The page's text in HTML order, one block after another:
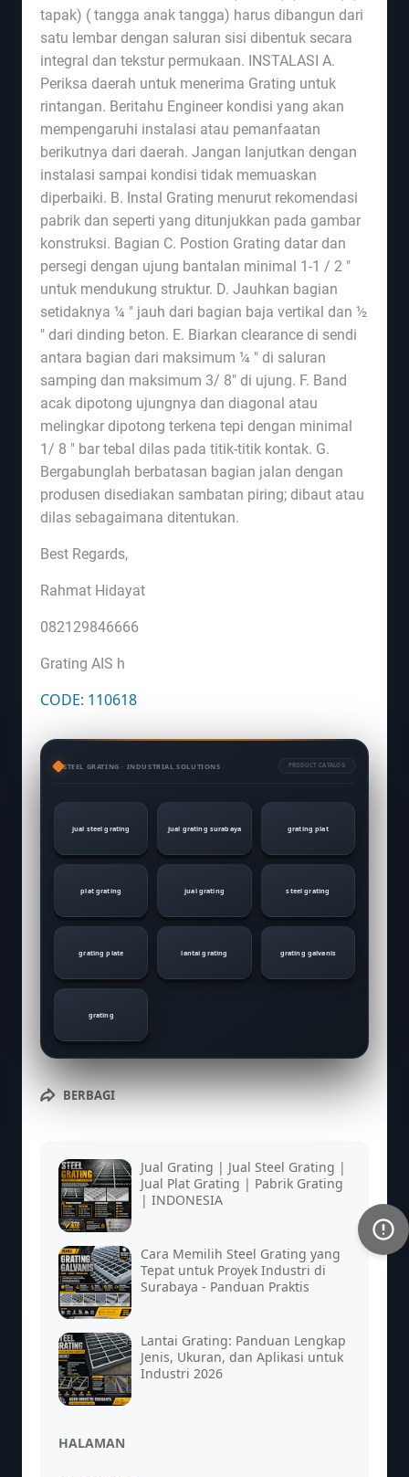
tapak) ( tangga anak tangga) harus dibangun dari
satu lembar dengan saluran sisi dibentuk secara
integral dan tekstur permukaan. INSTALASI A.
Periksa daerah untuk menerima Grating untuk
rintangan. Beritahu Engineer kondisi yang akan
mempengaruhi instalasi atau pemanfaatan
berikutnya dari daerah. Jangan lanjutkan dengan
instalasi sampai kondisi tidak memuaskan
diperbaiki. B. Instal Grating menurut rekomendasi
pabrik dan seperti yang ditunjukkan pada gambar
konstruksi. Bagian C. Postion Grating datar dan
persegi dengan ujung bantalan minimal 1-1 / 2 "
untuk mendukung struktur. D. Jauhkan bagian
setidaknya ¼ " jauh dari bagian baja vertikal dan ½
" dari dinding beton. E. Biarkan clearance di sendi
antara bagian dari maksimum ¼ " di saluran
samping dan maksimum 3/ 8" di ujung. F. Band
acak dipotong ujungnya dan diagonal atau
melingkar dipotong terkena tepi dengan minimal
1/ 8 " bar tebal dilas pada titik-titik kontak. G.
Bergabunglah berbatasan bagian jalan dengan
produsen disediakan sambatan piring; dibaut atau
dilas sebagaimana ditentukan.
Best Regards,
Rahmat Hidayat
082129846666
Grating AIS h
CODE: 110618
STEEL GRATING · INDUSTRIAL SOLUTIONS PRODUCT CATALOG
jual steel grating jual grating surabaya grating plat
plat grating jual grating steel grating
grating plate lantai grating grating galvanis
grating
BERBAGI
Jual Grating | Jual Steel Grating |
Jual Plat Grating | Pabrik Grating
| INDONESIA
Cara Memilih Steel Grating yang
Tepat untuk Proyek Industri di
Surabaya - Panduan Praktis
Lantai Grating: Panduan Lengkap
Jenis, Ukuran, dan Aplikasi untuk
Industri 2026
HALAMAN